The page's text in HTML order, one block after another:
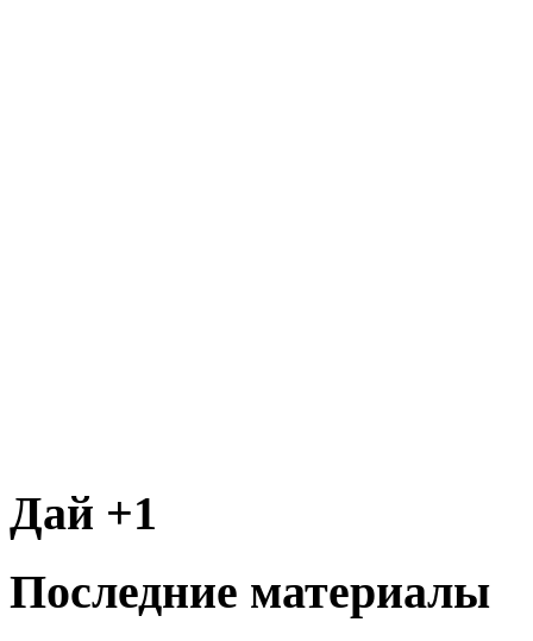
Дай +1
Последние материалы